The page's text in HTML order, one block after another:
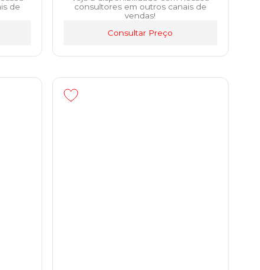
de
consultores em outros canais de
vendas!
Consultar Preço